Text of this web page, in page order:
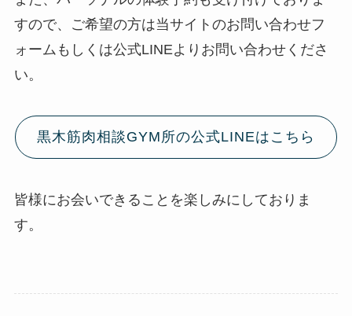
すので、ご希望の方は当サイトのお問い合わせフ
ォームもしくは公式LINEよりお問い合わせくださ
い。
黒木筋肉相談GYM所の公式LINEはこちら
皆様にお会いできることを楽しみにしておりま
す。